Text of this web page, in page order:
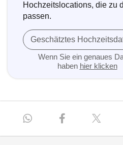
Hochzeitslocations, die zu
passen.
Geschätztes
Wenn Sie ein genaues
haben hier klicken